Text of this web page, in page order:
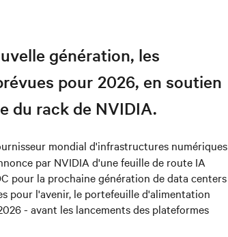
génération, les
pour 2026, en soutien
du rack de NVIDIA.
mondial d'infrastructures numériques
par NVIDIA d'une feuille de route IA
pour la prochaine génération de data centers
pour l'avenir, le portefeuille d'alimentation
- avant les lancements des plateformes